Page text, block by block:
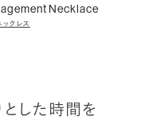
Necklace
クレス
した時間を